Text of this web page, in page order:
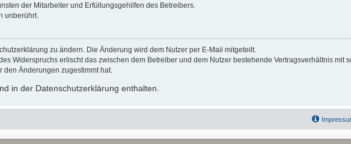
der Mitarbeiter und Erfüllungsgehilfen des Betreibers.
unberührt.
zu ändern. Die Änderung wird dem Nutzer per E-Mail mitgeteilt.
Widerspruchs erlischt das zwischen dem Betreiber und dem Nutzer bestehende Vertragsverhältnis mit
den Änderungen zugestimmt hat.
in der Datenschutzerklärung enthalten.